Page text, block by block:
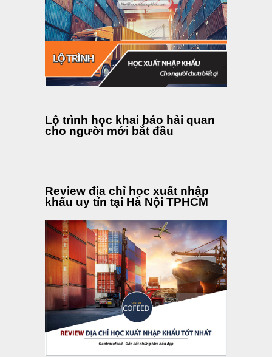
Lộ trình học khai báo hải quan
cho người mới bắt đầu
Review địa chỉ học xuất nhập
khẩu uy tín tại Hà Nội TPHCM